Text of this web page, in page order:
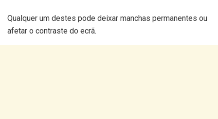
Qualquer um destes pode deixar manchas permanentes ou
afetar o contraste do ecrã.